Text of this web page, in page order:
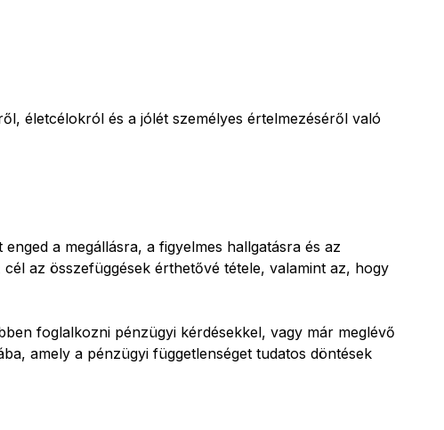
életcélokról és a jólét személyes értelmezéséről való
a megállásra, a figyelmes hallgatásra és az
az összefüggések érthetővé tétele, valamint az, hogy
foglalkozni pénzügyi kérdésekkel, vagy már meglévő
amely a pénzügyi függetlenséget tudatos döntések